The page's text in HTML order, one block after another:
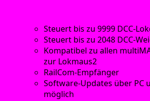
Steu­ert bis zu 9999 DCC-
Steu­ert bis zu 2048 DCC-
Kom­pa­ti­bel zu allen
zur Lokmaus2
Rail­Com-Emp­fän­ger
Soft­ware-Updates über PC
möglich